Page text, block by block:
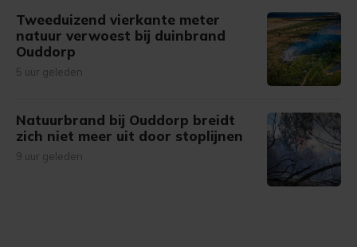
Tweeduizend vierkante meter
natuur verwoest bij duinbrand
Ouddorp
5 uur geleden
Natuurbrand bij Ouddorp breidt
zich niet meer uit door stoplijnen
9 uur geleden